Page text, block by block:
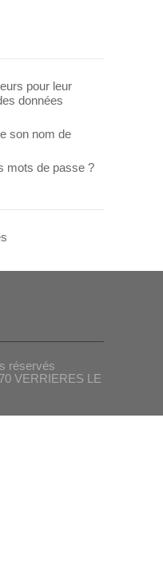
pour leur
données
son nom de
mots de passe ?
réservés
VERRIERES LE